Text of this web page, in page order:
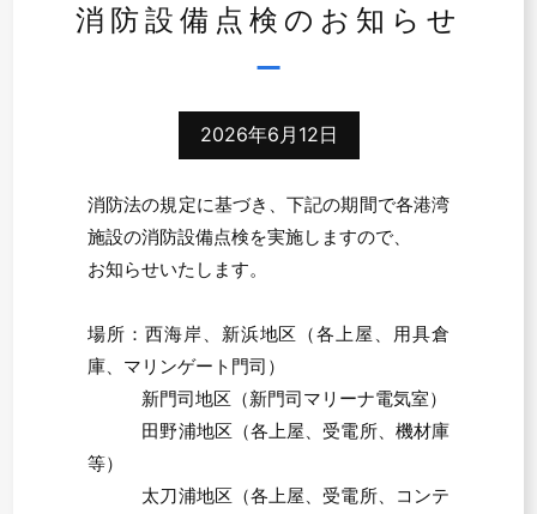
消防設備点検のお知らせ
2026年6月12日
消防法の規定に基づき、下記の期間で各港湾
施設の消防設備点検を実施しますので、
お知らせいたします。
場所：西海岸、新浜地区（各上屋、用具倉
庫、マリンゲート門司）
新門司地区（新門司マリーナ電気室）
田野浦地区（各上屋、受電所、機材庫
等）
太刀浦地区（各上屋、受電所、コンテ